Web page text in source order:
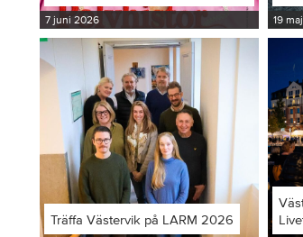
7 juni 2026 19
Träffa Västervik på LARM 2026